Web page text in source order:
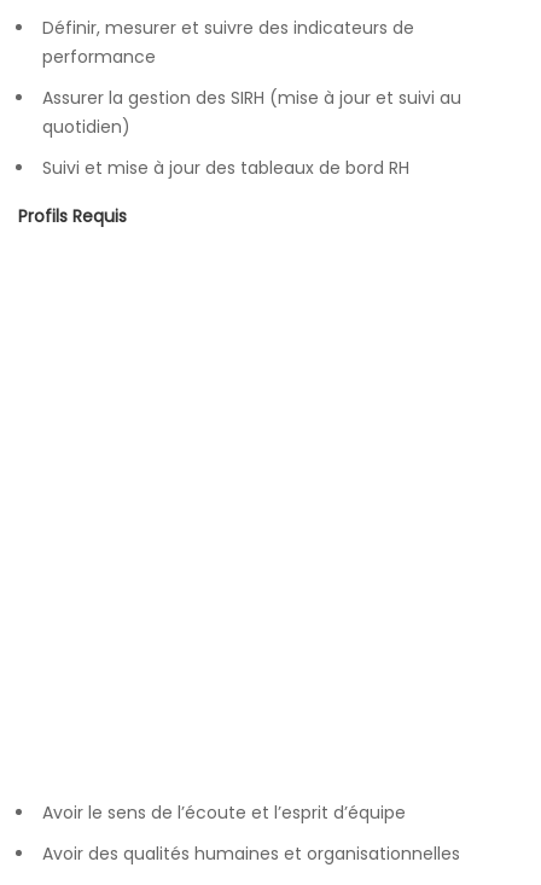
Définir, mesurer et suivre des indicateurs de
performance
Assurer la gestion des SIRH (mise à jour et suivi au
quotidien)
Suivi et mise à jour des tableaux de bord RH
Profils Requis
Avoir le sens de l’écoute et l’esprit d’équipe
Avoir des qualités humaines et organisationnelles